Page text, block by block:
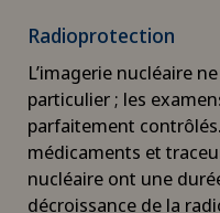
Radioprotection
L’imagerie nucléaire
particulier ; les
parfaitement
médicaments et
nucléaire ont une
décroissance de la